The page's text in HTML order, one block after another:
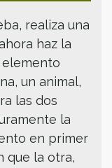
realiza una
haz la
un animal,
las dos
la
en primer
que la otra,